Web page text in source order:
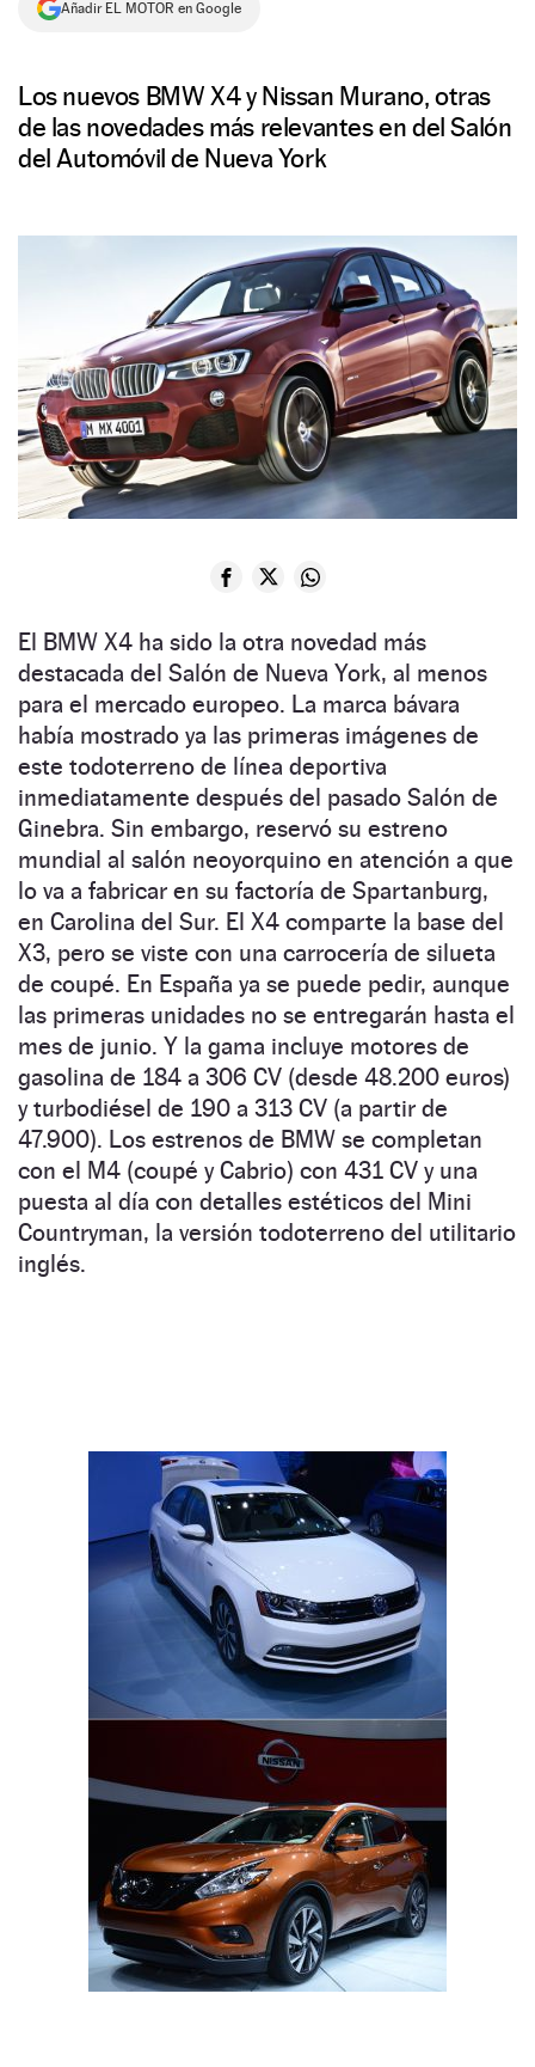
SÍGUENOS
Añadir EL MOTOR en Google
Los nuevos BMW X4 y Nissan Murano, otras
de las novedades más relevantes en del Salón
del Automóvil de Nueva York
El BMW X4 ha sido la otra novedad más
destacada del Salón de Nueva York, al menos
para el mercado europeo. La marca bávara
había mostrado ya las primeras imágenes de
este todoterreno de línea deportiva
inmediatamente después del pasado Salón de
Ginebra. Sin embargo, reservó su estreno
mundial al salón neoyorquino en atención a que
lo va a fabricar en su factoría de Spartanburg,
en Carolina del Sur. El X4 comparte la base del
X3, pero se viste con una carrocería de silueta
de coupé. En España ya se puede pedir, aunque
las primeras unidades no se entregarán hasta el
mes de junio. Y la gama incluye motores de
gasolina de 184 a 306 CV (desde 48.200 euros)
y turbodiésel de 190 a 313 CV (a partir de
47.900). Los estrenos de BMW se completan
con el M4 (coupé y Cabrio) con 431 CV y una
puesta al día con detalles estéticos del Mini
Countryman, la versión todoterreno del utilitario
inglés.